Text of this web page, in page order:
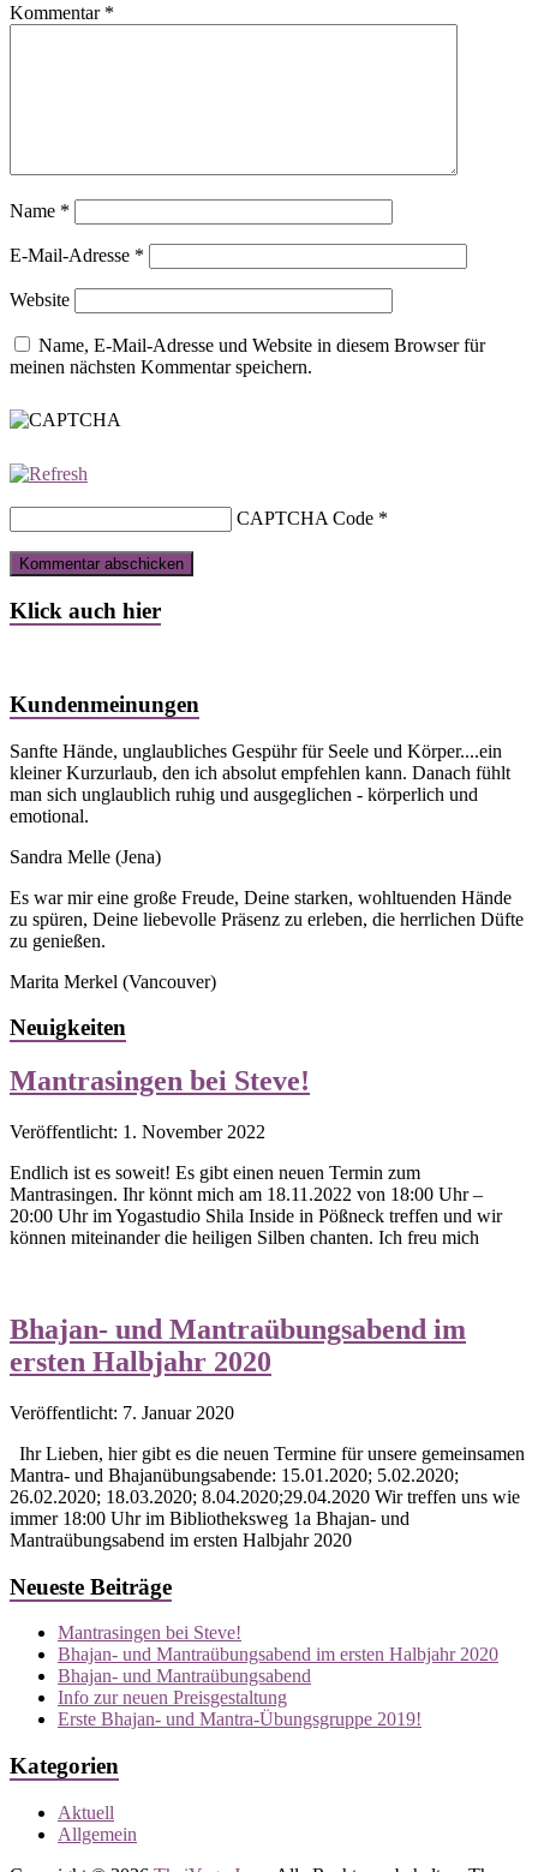
Kommentar *
Name *
E-Mail-Adresse *
Website
Name, E-Mail-Adresse und Website in diesem Browser für
meinen nächsten Kommentar speichern.
CAPTCHA Code *
Klick auch hier
Kundenmeinungen
Sanfte Hände, unglaubliches Gespühr für Seele und Körper....ein
kleiner Kurzurlaub, den ich absolut empfehlen kann. Danach fühlt
man sich unglaublich ruhig und ausgeglichen - körperlich und
emotional.
Sandra Melle (Jena)
Es war mir eine große Freude, Deine starken, wohltuenden Hände
zu spüren, Deine liebevolle Präsenz zu erleben, die herrlichen Düfte
zu genießen.
Marita Merkel (Vancouver)
Neuigkeiten
Mantrasingen bei Steve!
Veröffentlicht: 1. November 2022
Endlich ist es soweit! Es gibt einen neuen Termin zum
Mantrasingen. Ihr könnt mich am 18.11.2022 von 18:00 Uhr –
20:00 Uhr im Yogastudio Shila Inside in Pößneck treffen und wir
können miteinander die heiligen Silben chanten. Ich freu mich
Bhajan- und Mantraübungsabend im
ersten Halbjahr 2020
Veröffentlicht: 7. Januar 2020
Ihr Lieben, hier gibt es die neuen Termine für unsere gemeinsamen
Mantra- und Bhajanübungsabende: 15.01.2020; 5.02.2020;
26.02.2020; 18.03.2020; 8.04.2020;29.04.2020 Wir treffen uns wie
immer 18:00 Uhr im Bibliotheksweg 1a Bhajan- und
Mantraübungsabend im ersten Halbjahr 2020
Neueste Beiträge
Mantrasingen bei Steve!
Bhajan- und Mantraübungsabend im ersten Halbjahr 2020
Bhajan- und Mantraübungsabend
Info zur neuen Preisgestaltung
Erste Bhajan- und Mantra-Übungsgruppe 2019!
Kategorien
Aktuell
Allgemein